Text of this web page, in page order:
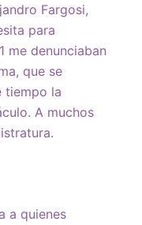
Fargosi,
para
me denunciaban
que se
tiempo la
A muchos
a quienes